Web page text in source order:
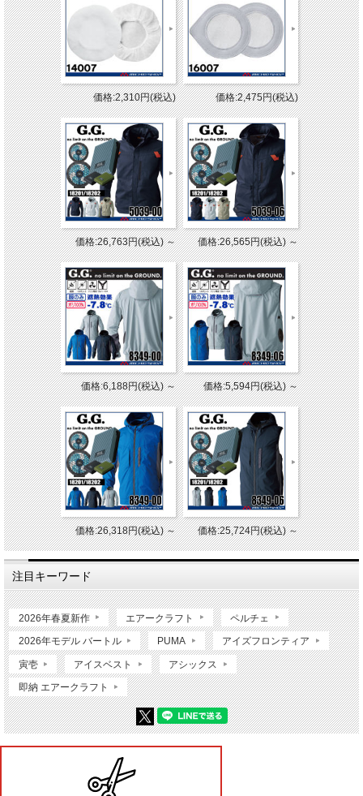
価格:2,310円(税込) 価格:2,475円(税込)
価格:26,763円(税込)～ 価格:26,565円(税込)～
価格:6,188円(税込)～ 価格:5,594円(税込)～
価格:26,318円(税込)～ 価格:25,724円(税込)～
注目キーワード
2026年春夏新作 エアークラフト ペルチェ
2026年モデル バートル PUMA アイズフロンティア
寅壱 アイスベスト アシックス
即納 エアークラフト